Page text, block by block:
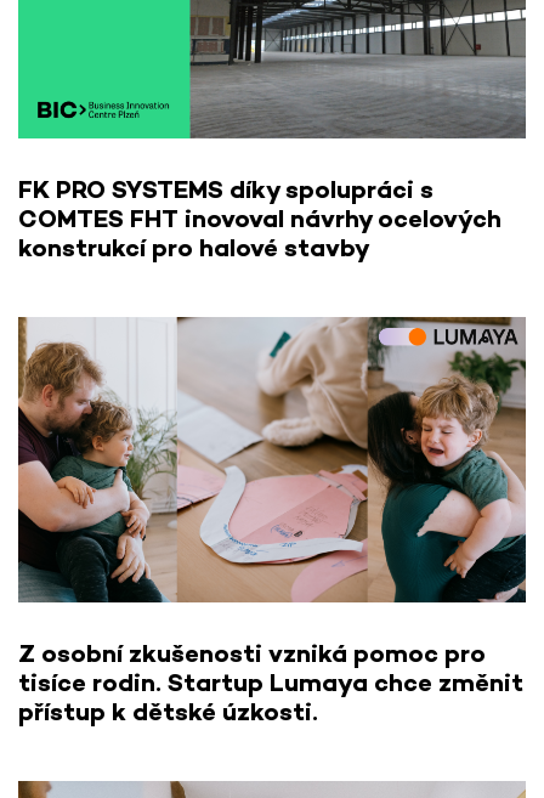
FK PRO SYSTEMS díky spolupráci s
COMTES FHT inovoval návrhy ocelových
konstrukcí pro halové stavby
Z osobní zkušenosti vzniká pomoc pro
tisíce rodin. Startup Lumaya chce změnit
přístup k dětské úzkosti.